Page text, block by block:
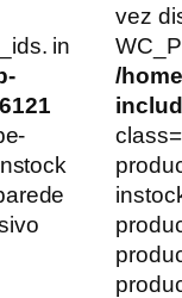
in
6121
vez
/